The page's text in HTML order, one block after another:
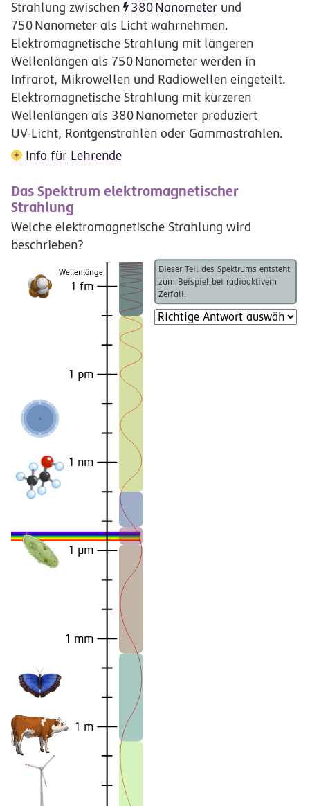
Strahlung zwischen 380Nanometer und
750Nanometer als Licht wahrnehmen.
Elektromagnetische Strahlung mit längeren
Wellenlängen als 750Nanometer werden in
Infrarot, Mikrowellen und Radiowellen eingeteilt.
Elektromagnetische Strahlung mit kürzeren
Wellenlängen als 380Nanometer produziert
UV-Licht, Röntgenstrahlen oder Gammastrahlen.
Info für Lehrende
Das Spektrum elektromagnetischer
Strahlung
Welche elektromagnetische Strahlung wird
beschrieben?
Dieser Teil des Spektrums entsteht
zum Beispiel bei radioaktivem
Zerfall.
Wellenlänge
1 fm
1 pm
1 nm
1 µm
1 mm
1 m